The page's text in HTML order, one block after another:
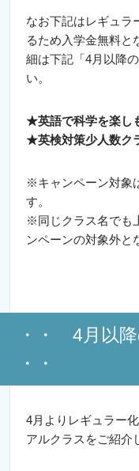
なお下記はレギュラ
るため入学金無料と
細は下記「4月以降
い。
★英語で科学を楽し
★英検対策少人数ク
※キャンペーン対象
す。
※同じクラス名でも
ンペーンの対象外と
・・ 4月以
・・
4月よりレギュラー
アルクラスをご紹介